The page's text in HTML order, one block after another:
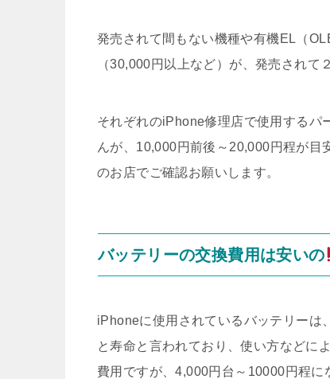
発売されて間もない機種や有機EL（
（30,000円以上など）が、発売されて
それぞれのiPhone修理店で使用するパ
んが、10,000円前後～20,000円程が目
のお店でご確認お願いします。
バッテリーの交換費用は安いの
iPhoneに使用されているバッテリーは
と寿命と言われており、使い方などに
費用ですが、4,000円台～10000円程に